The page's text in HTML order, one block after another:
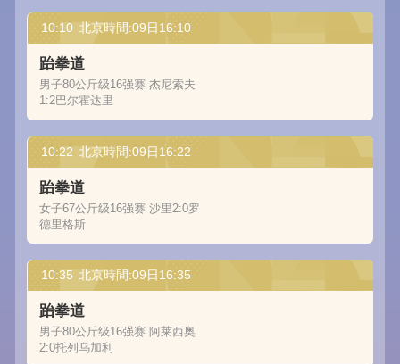
10:10 北京時間:09日16:10
跆拳道
男子80公斤级16强赛 杰尼索夫
1:2巴尔霍达里
10:22 北京時間:09日16:22
跆拳道
女子67公斤级16强赛 沙里2:0罗
德里格斯
10:35 北京時間:09日16:35
跆拳道
男子80公斤级16强赛 阿莱西奥
2:0托列乌加利